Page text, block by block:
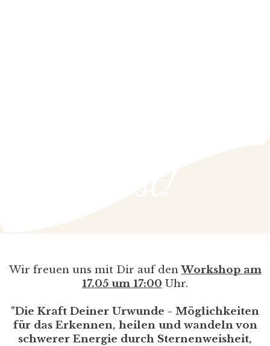
Wir freuen uns mit Dir auf denWorkshop am
17.05 um 17:00 Uhr.
"Die Kraft Deiner Urwunde - Möglichkeiten
für das Erkennen, heilen und wandeln von
schwerer Energie durch Sternenweisheit,